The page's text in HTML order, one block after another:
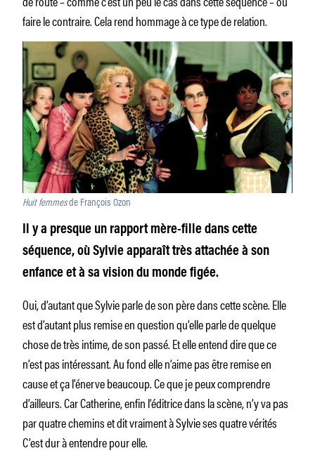
faire le contraire. Cela rend hommage à ce type de relation.
Huit femmesde François Ozon
Il y a presque un rapport mère-fille dans cette
séquence, où Sylvie apparaît très attachée à son
enfance et à sa vision du monde figée.
Oui, d’autant que Sylvie parle de son père dans cette scène. Elle
est d’autant plus remise en question qu’elle parle de quelque
chose de très intime, de son passé. Et elle entend dire que ce
n’est pas intéressant. Au fond elle n’aime pas être remise en
cause et ça l’énerve beaucoup. Ce que je peux comprendre
d’ailleurs. Car Catherine, enfin l’éditrice dans la scène, n’y va pas
par quatre chemins et dit vraiment à Sylvie ses quatre vérités
C’est dur à entendre pour elle.